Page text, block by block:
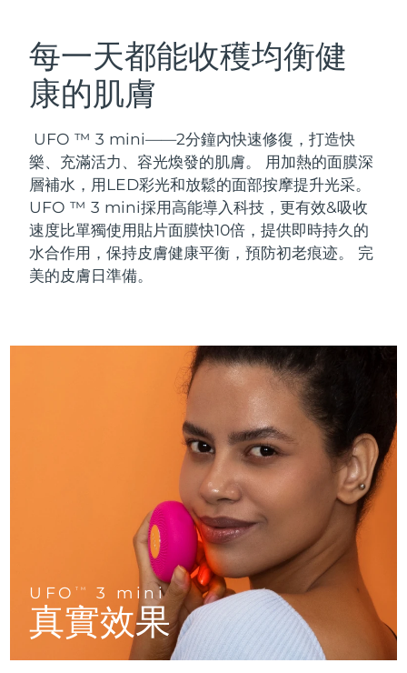
每一天都能收穫均衡健
康的肌膚
UFO ™ 3 mini——2分鐘內快速修復，打造快
樂、充滿活力、容光煥發的肌膚。 用加熱的面膜深
層補水，用LED彩光和放鬆的面部按摩提升光采。
UFO ™ 3 mini採用高能導入科技，更有效&吸收
速度比單獨使用貼片面膜快10倍，提供即時持久的
水合作用，保持皮膚健康平衡，預防初老痕迹。 完
美的皮膚日準備。
UFO TM 3 mini
真實效果
LUNA™ 4 套裝
Anti-aging massage
LUNA™ 4 Plus
Massage, LED heating
For men, anti-aging massage
LUNA™ 4 mini
For young skin, T-zone
LUNA™ 4 go
For travel or gym bag
LUNA™護膚
Premium cleansers & balm
BEAR™ 2 套裝
Microcurrent toning
BEAR™ 2 go
Microcurrent toning on-the-go
Microcurrent line smoothing device
面部提拉護理
Premium anti-aging skincare
BEAR™ 設備
All premium facelift devices
補水保濕
UFO™ 3 套裝
UFO™ 3 LED
Near-infrared and red light therapy
UFO™ 3 mini
Red light therapy device for young skin
UFO™ 3 go
Portable red light therapy
面膜
Rejuvenation & hydration
口腔護理
issa™ 4
issa™ 4 plus
Smart hybrid silicone sonic toothbrush
issa™ 4 smile
Hybrid silicone sonic toothbrush
issa™ 4 baby
For ages 0-3
issa™ Teeth Whitening Set
Dual LED + sonic device & 18% PAP gel
FAQ™ 抗老護理
FAQ™ 101
Clinical anti-aging
FAQ™ 102
Advanced clinical anti-aging
FAQ™ 103
Luxurious clinical anti-aging set
LED 護理
FAQ™ 201
FAQ™ 202
LED mask
FAQ™ 211
Anti-aging neck & décolleté LED mask
FAQ™ 301
LED hair strengthening scalp massager
FAQ™ Scalp Serum
Scalp recovery probiotic serum
肌膚年輕化
NEW
FAQ™ 501
Full-Spectrum Red Light Therapy
FAQ™ 502
Full-Spectrum Red Light Therapy
保健品
奧地利 預計送達日期8/10/26
巴林
比利時 預計送達日期8/10/26
百慕達 預計送達日期8/16/26
波士尼亞與赫塞哥維納 預計送達日期8/13/26
汶萊 預計送達日期8/15/26
加拿大 預計送達日期8/14/26
預計送達日期
預計送達日期8/10/26
預計送達日期 8/14/26
預計送達日期 8/10/26
預計送達日期 8/11/26
捷克 預計送達日期 8/10/26
丹麥 預計送達日期